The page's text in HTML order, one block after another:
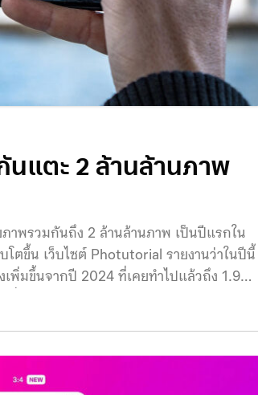
นแตะ 2 ล้านล้านภาพ
าพรวมกันถึง 2 ล้านล้านภาพ เป็นปีแรกใน
ตขึ้น เว็บไซต์ Photutorial รายงานว่าในปีนี้
พิ่มขึ้นจากปี 2024 ที่เคยทำไปแล้วถึง 1.9